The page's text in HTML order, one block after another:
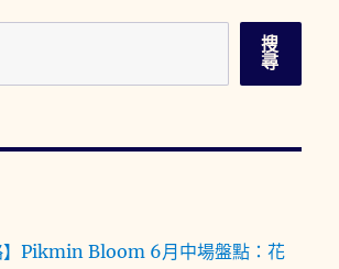
搜
尋
】Pikmin Bloom 6月中場盤點：花